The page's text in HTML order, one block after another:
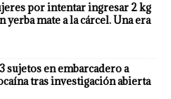
por intentar ingresar 2 kg
yerba mate a la cárcel. Una era
sujetos en embarcadero a
tras investigación abierta